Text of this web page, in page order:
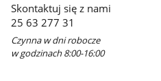
nowym
Skontaktuj się z nami
25 63 277 31
Czynna w dni robocze
w godzinach 8:00-16:00